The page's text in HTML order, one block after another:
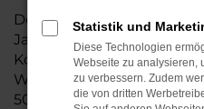
Der Name unseres
Jahren für erstklassige
Kompetenz in Sachen
Wörther Straße in
500 Fahrzeuge
Statistik und
Diese Technologien
Webseite zu analysieren,
zu verbessern. Zudem
die von dritten